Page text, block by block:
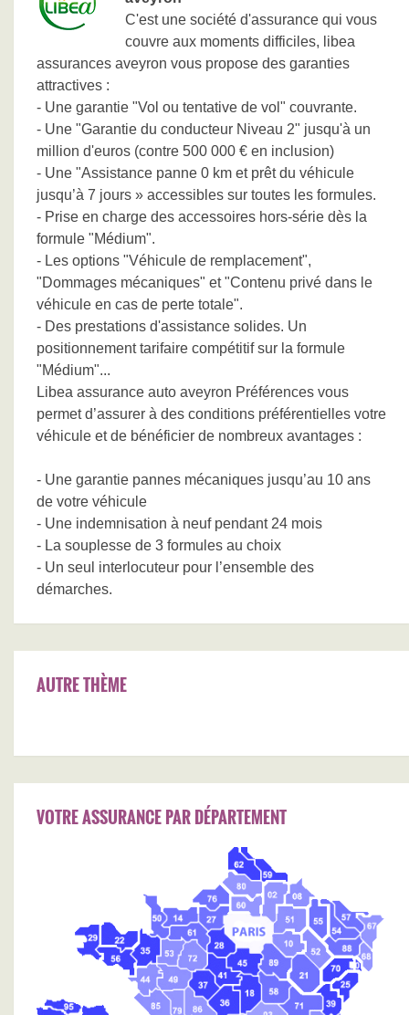
C'est une société d'assurance qui vous
couvre aux moments difficiles, libea
assurances aveyron vous propose des garanties
attractives :
- Une garantie "Vol ou tentative de vol" couvrante.
- Une "Garantie du conducteur Niveau 2" jusqu'à un
million d'euros (contre 500 000 € en inclusion)
- Une "Assistance panne 0 km et prêt du véhicule
jusqu’à 7 jours » accessibles sur toutes les formules.
- Prise en charge des accessoires hors-série dès la
formule "Médium".
- Les options "Véhicule de remplacement",
"Dommages mécaniques" et "Contenu privé dans le
véhicule en cas de perte totale".
- Des prestations d'assistance solides. Un
positionnement tarifaire compétitif sur la formule
"Médium"...
Libea assurance auto aveyron Préférences vous
permet d’assurer à des conditions préférentielles votre
véhicule et de bénéficier de nombreux avantages :
- Une garantie pannes mécaniques jusqu’au 10 ans
de votre véhicule
- Une indemnisation à neuf pendant 24 mois
- La souplesse de 3 formules au choix
- Un seul interlocuteur pour l’ensemble des
démarches.
AUTRE THÈME
VOTRE ASSURANCE PAR DÉPARTEMENT